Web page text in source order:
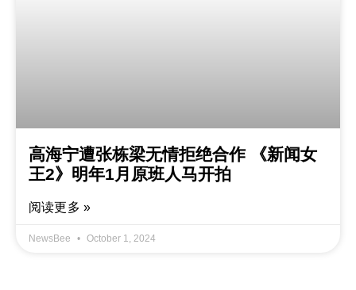
高海宁遭张栋梁无情拒绝合作 《新闻女
王2》明年1月原班人马开拍
阅读更多 »
NewsBee October 1, 2024